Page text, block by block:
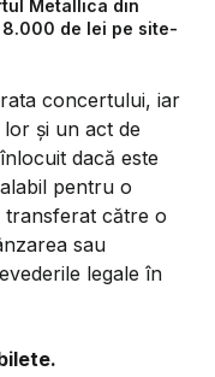
Metallica din
de lei pe site-
concertului, iar
și un act de
dacă este
pentru o
transferat către o
sau
legale în